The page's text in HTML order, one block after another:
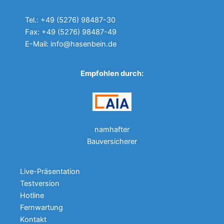
Tel.: +49 (5276) 98487-30
Fax: +49 (5276) 98487-49
E-Mail: info@hasenbein.de
Empfohlen durch:
namhafter
Bauversicherer
Live-Präsentation
Testversion
Hotline
Fernwartung
Kontakt